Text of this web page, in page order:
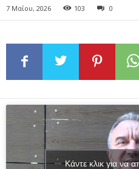
7 Μαΐου, 2026 103 0
Κάντε κλικ για να